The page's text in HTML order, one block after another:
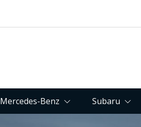
Mercedes-Benz Subaru